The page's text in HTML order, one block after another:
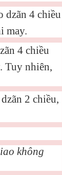
dzãn 4 chiều
may.
4 chiều
Tuy nhiên,
2 chiều,
không